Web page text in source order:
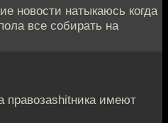
новости натыкаюсь когда
все собирать на
правозаshitника имеют